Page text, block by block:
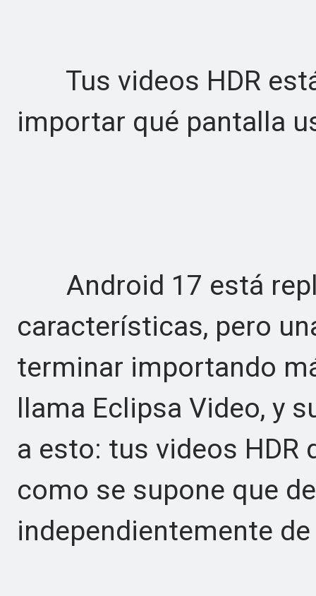
Tus videos HDR
importar qué pantalla
Android 17 está
características, pero
terminar importando
llama Eclipsa Video, y
a esto: tus videos HDR
como se supone que
independientemente